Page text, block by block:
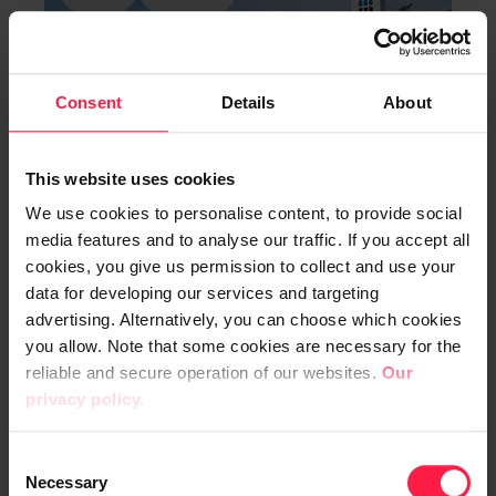
Consent Details About
This website uses cookies
We use cookies to personalise content, to provide social
media features and to analyse our traffic. If you accept all
cookies, you give us permission to collect and use your
data for developing our services and targeting
advertising. Alternatively, you can choose which cookies
you allow. Note that some cookies are necessary for the
reliable and secure operation of our websites. Our
privacy policy.
Necessary
Älykäs toiminnanohjaus
Woikosken menestystarinan
perustana